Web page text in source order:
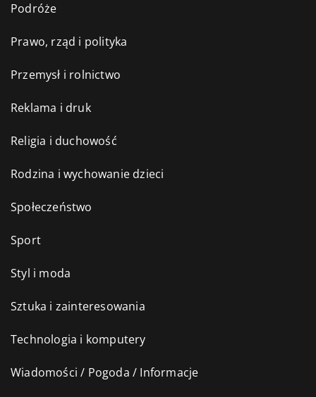
Podróże
Prawo, rząd i polityka
Przemysł i rolnictwo
Reklama i druk
Religia i duchowość
Rodzina i wychowanie dzieci
Społeczeństwo
Sport
Styl i moda
Sztuka i zainteresowania
Technologia i komputery
Wiadomości / Pogoda / Informacje